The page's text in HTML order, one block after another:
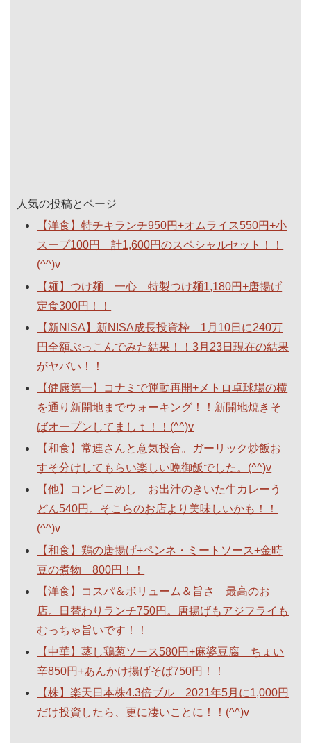
人気の投稿とページ
【洋食】特チキランチ950円+オムライス550円+小
スープ100円 計1,600円のスペシャルセット！！
(^^)v
【麺】つけ麺 一心 特製つけ麺1,180円+唐揚げ
定食300円！！
【新NISA】新NISA成長投資枠 1月10日に240万
円全額ぶっこんでみた結果！！3月23日現在の結果
がヤバい！！
【健康第一】コナミで運動再開+メトロ卓球場の横
を通り新開地までウォーキング！！新開地焼きそ
ばオープンしてましｔ！！(^^)v
【和食】常連さんと意気投合。ガーリック炒飯お
すそ分けしてもらい楽しい晩御飯でした。(^^)v
【他】コンビニめし お出汁のきいた牛カレーう
どん540円。そこらのお店より美味しいかも！！
(^^)v
【和食】鶏の唐揚げ+ペンネ・ミートソース+金時
豆の煮物 800円！！
【洋食】コスパ＆ボリューム＆旨さ 最高のお
店。日替わりランチ750円。唐揚げもアジフライも
むっちゃ旨いです！！
【中華】蒸し鶏葱ソース580円+麻婆豆腐 ちょい
辛850円+あんかけ揚げそば750円！！
【株】楽天日本株4.3倍ブル 2021年5月に1,000円
だけ投資したら、更に凄いことに！！(^^)v